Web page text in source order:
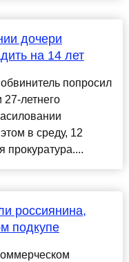
дочери
на 14 лет
попросил
27-летнего
в среду, 12
прокуратура....
россиянина,
подкупе